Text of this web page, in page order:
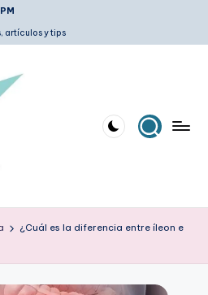
artículos y tips
¿Cuál es la diferencia entre íleon e